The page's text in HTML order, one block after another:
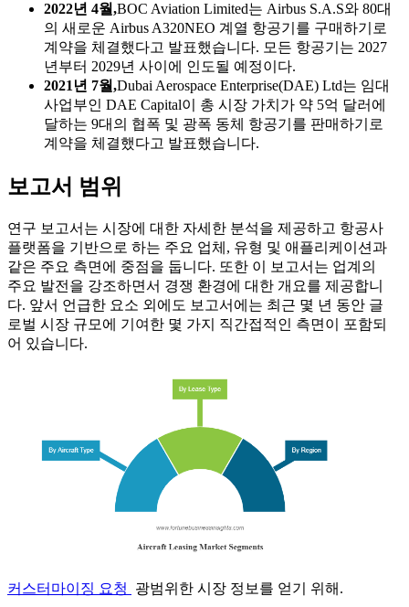
2022년 4월,BOC Aviation Limited는 Airbus S.A.S와 80대
의 새로운 Airbus A320NEO 계열 항공기를 구매하기로
계약을 체결했다고 발표했습니다. 모든 항공기는 2027
년부터 2029년 사이에 인도될 예정이다.
2021년 7월,Dubai Aerospace Enterprise(DAE) Ltd는 임대
사업부인 DAE Capital이 총 시장 가치가 약 5억 달러에
달하는 9대의 협폭 및 광폭 동체 항공기를 판매하기로
계약을 체결했다고 발표했습니다.
보고서 범위
연구 보고서는 시장에 대한 자세한 분석을 제공하고 항공사
플랫폼을 기반으로 하는 주요 업체, 유형 및 애플리케이션과
같은 주요 측면에 중점을 둡니다. 또한 이 보고서는 업계의
주요 발전을 강조하면서 경쟁 환경에 대한 개요를 제공합니
다. 앞서 언급한 요소 외에도 보고서에는 최근 몇 년 동안 글
로벌 시장 규모에 기여한 몇 가지 직간접적인 측면이 포함되
어 있습니다.
커스터마이징 요청 광범위한 시장 정보를 얻기 위해.